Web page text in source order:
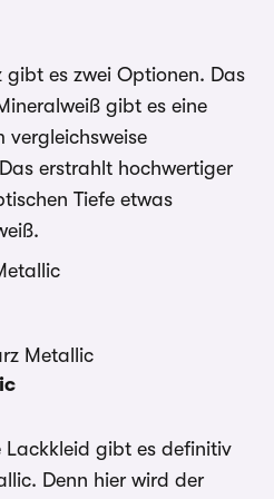
gibt es zwei Optionen. Das
gibt es eine
vergleichsweise
erstrahlt hochwertiger
Tiefe etwas
Lackkleid gibt es definitiv
Denn hier wird der